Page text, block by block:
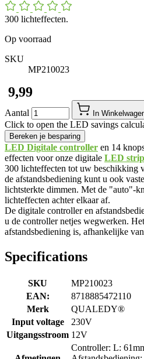
300 lichteffecten.
Op voorraad
SKU
MP210023
​ 9,99
Aantal In
Click to open the LED savings
Bereken je besparing
LED Digitale controller en 14
effecten voor onze digitale LED
300 lichteffecten tot uw beschikking
de afstandsbediening kunt u ook
lichtsterkte dimmen. Met de "auto"-
lichteffecten achter elkaar af.
De digitale controller en
u de controller netjes wegwerken.
afstandsbediening is, afhankelijke
Specifications
SKU
MP210023
EAN:
8718885472110
Merk
QUALEDY®
Input voltage
230V
Uitgangsstroom 12V
Controller: L: